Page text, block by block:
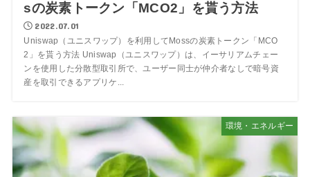
sの炭素トークン「MCO2」を貰う方法
2022.07.01
Uniswap（ユニスワップ）を利用してMossの炭素トークン「MCO
2」を貰う方法 Uniswap（ユニスワップ）は、イーサリアムチェー
ンを使用した分散型取引所で、ユーザー同士が仲介者なしで暗号資
産を取引できるアプリケ...
環境・エネルギー